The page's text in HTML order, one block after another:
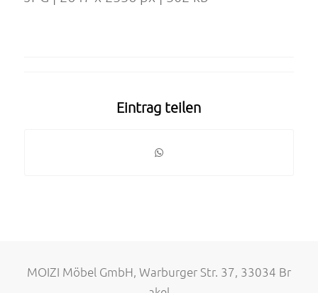
Eintrag teilen
MOIZI Möbel GmbH, Warburger Str. 37, 33034 Br